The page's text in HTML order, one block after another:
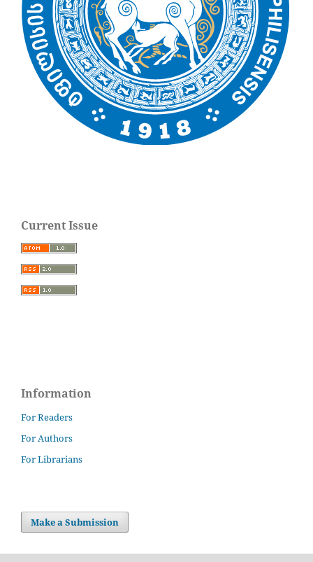
Current Issue
Information
For Readers
For Authors
For Librarians
Make a Submission